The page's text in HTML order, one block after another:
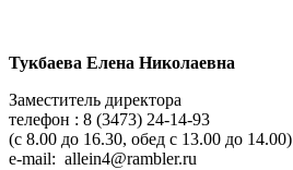
Тукбаева Елена Николаевна
Заместитель директора
телефон : 8 (3473) 24-14-93
(с 8.00 до 16.30, обед с 13.00 до 14.00)
e-mail: allein4@rambler.ru